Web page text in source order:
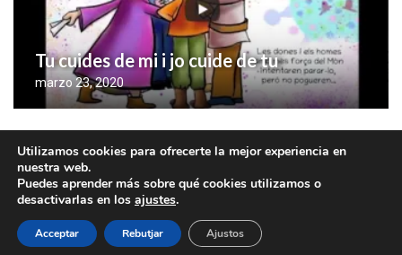
Tu cuides de mi i jo cuide de tu
marzo 23, 2020
COPYRIGHT © 2017 - NINOS GESTIÓ EDUCATIVA:
ESCOLES INFANTILS
QUI SOM AVÍS LEGAL i POLÍTICA DE PROTECCIÓ DE DADES
Utilizamos cookies para ofrecerte la mejor experiencia en
nuestra web.
Puedes aprender más sobre qué cookies utilizamos o
desactivarlas en los ajustes.
Acceptar Rebutjar Ajustos